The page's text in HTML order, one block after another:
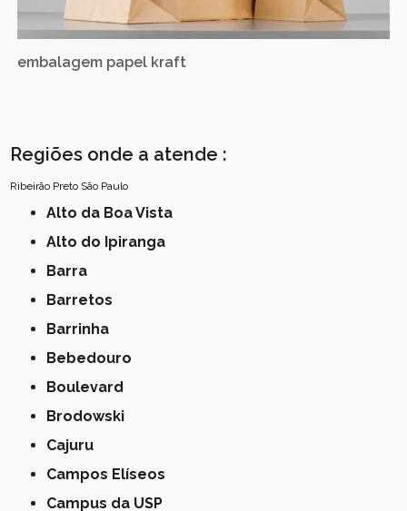
embalagem papel kraft
Regiões onde a atende :
Ribeirão Preto São Paulo
Alto da Boa Vista
Alto do Ipiranga
Barra
Barretos
Barrinha
Bebedouro
Boulevard
Brodowski
Cajuru
Campos Elíseos
Campus da USP